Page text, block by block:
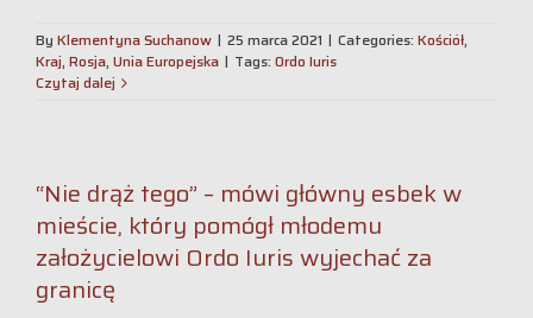
By Klementyna Suchanow | 25 marca 2021 | Categories: Kościół,
Kraj, Rosja, Unia Europejska | Tags: Ordo Iuris
Czytaj dalej
“Nie drąż tego” – mówi główny esbek w
mieście, który pomógł młodemu
założycielowi Ordo Iuris wyjechać za
granicę